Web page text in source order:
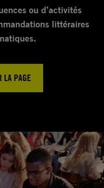
ou d’activités
littéraires
LA PAGE